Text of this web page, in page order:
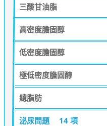
三酸甘油脂
高密度膽固醇
低密度膽固醇
極低密度膽固醇
總脂肪
泌尿問題 14 項